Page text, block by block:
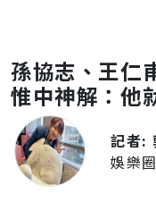
孫協志、王
惟中神解：他
記者:
娛樂圈